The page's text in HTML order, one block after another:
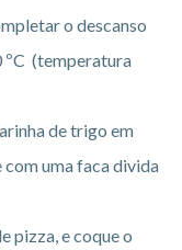
o descanso
ºC (temperatura
de trigo em
com uma faca divida
pizza, e coque o